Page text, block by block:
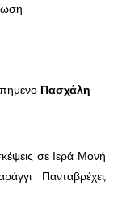
Πασχάλη
σε Ιερά Μονή
Πανταβρέχει,